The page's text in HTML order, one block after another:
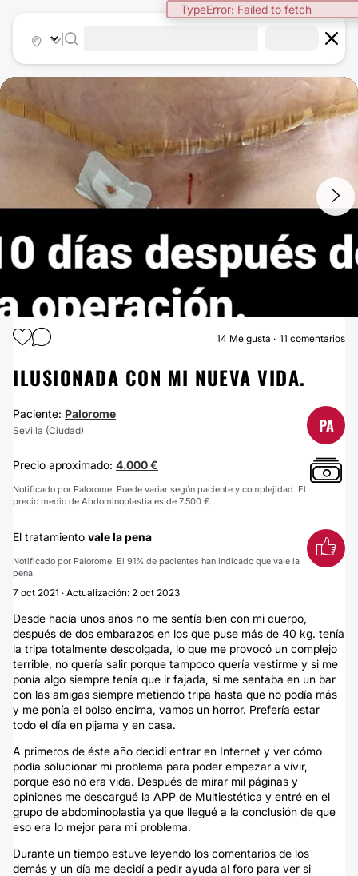
TypeError: Failed to fetch
ABDOMINOPLASTIA
14 Me gusta 11 comentarios
ILUSIONADA CON MI NUEVA VIDA.
Paciente: Palorome
Sevilla (Ciudad) PA
Precio aproximado: 4.000 €
Notificado por Palorome. Puede variar según paciente y complejidad. El
precio medio de Abdominoplastia es de 7.500 €.
El tratamiento vale la pena
Notificado por Palorome. El 91% de pacientes han indicado que vale la
pena.
7 oct 2021 · Actualización: 2 oct 2023
Desde hacía unos años no me sentía bien con mi cuerpo,
después de dos embarazos en los que puse más de 40 kg. tenía
la tripa totalmente descolgada, lo que me provocó un complejo
terrible, no quería salir porque tampoco quería vestirme y si me
ponía algo siempre tenía que ir fajada, si me sentaba en un bar
con las amigas siempre metiendo tripa hasta que no podía más
y me ponía el bolso encima, vamos un horror. Prefería estar
todo el día en pijama y en casa.
A primeros de éste año decidí entrar en Internet y ver cómo
podía solucionar mi problema para poder empezar a vivir,
porque eso no era vida. Después de mirar mil páginas y
opiniones me descargué la APP de Multiestética y entré en el
grupo de abdominoplastia ya que llegué a la conclusión de que
eso era lo mejor para mi problema.
Durante un tiempo estuve leyendo los comentarios de los
demás y un día me decidí a pedir ayuda al foro para ver si